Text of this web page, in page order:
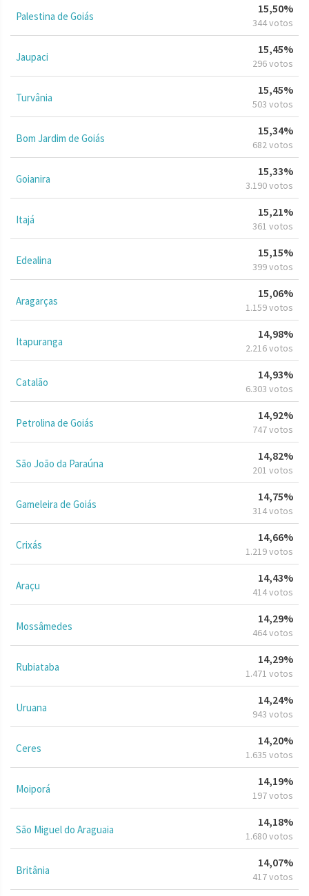
Palestina de Goiás
15,50%
344 votos
Jaupaci
15,45%
296 votos
Turvânia
15,45%
503 votos
Bom Jardim de Goiás
15,34%
682 votos
Goianira
15,33%
3.190 votos
Itajá
15,21%
361 votos
Edealina
15,15%
399 votos
Aragarças
15,06%
1.159 votos
Itapuranga
14,98%
2.216 votos
Catalão
14,93%
6.303 votos
Petrolina de Goiás
14,92%
747 votos
São João da Paraúna
14,82%
201 votos
Gameleira de Goiás
14,75%
314 votos
Crixás
14,66%
1.219 votos
Araçu
14,43%
414 votos
Mossâmedes
14,29%
464 votos
Rubiataba
14,29%
1.471 votos
Uruana
14,24%
943 votos
Ceres
14,20%
1.635 votos
Moiporá
14,19%
197 votos
São Miguel do Araguaia
14,18%
1.680 votos
Britânia
14,07%
417 votos